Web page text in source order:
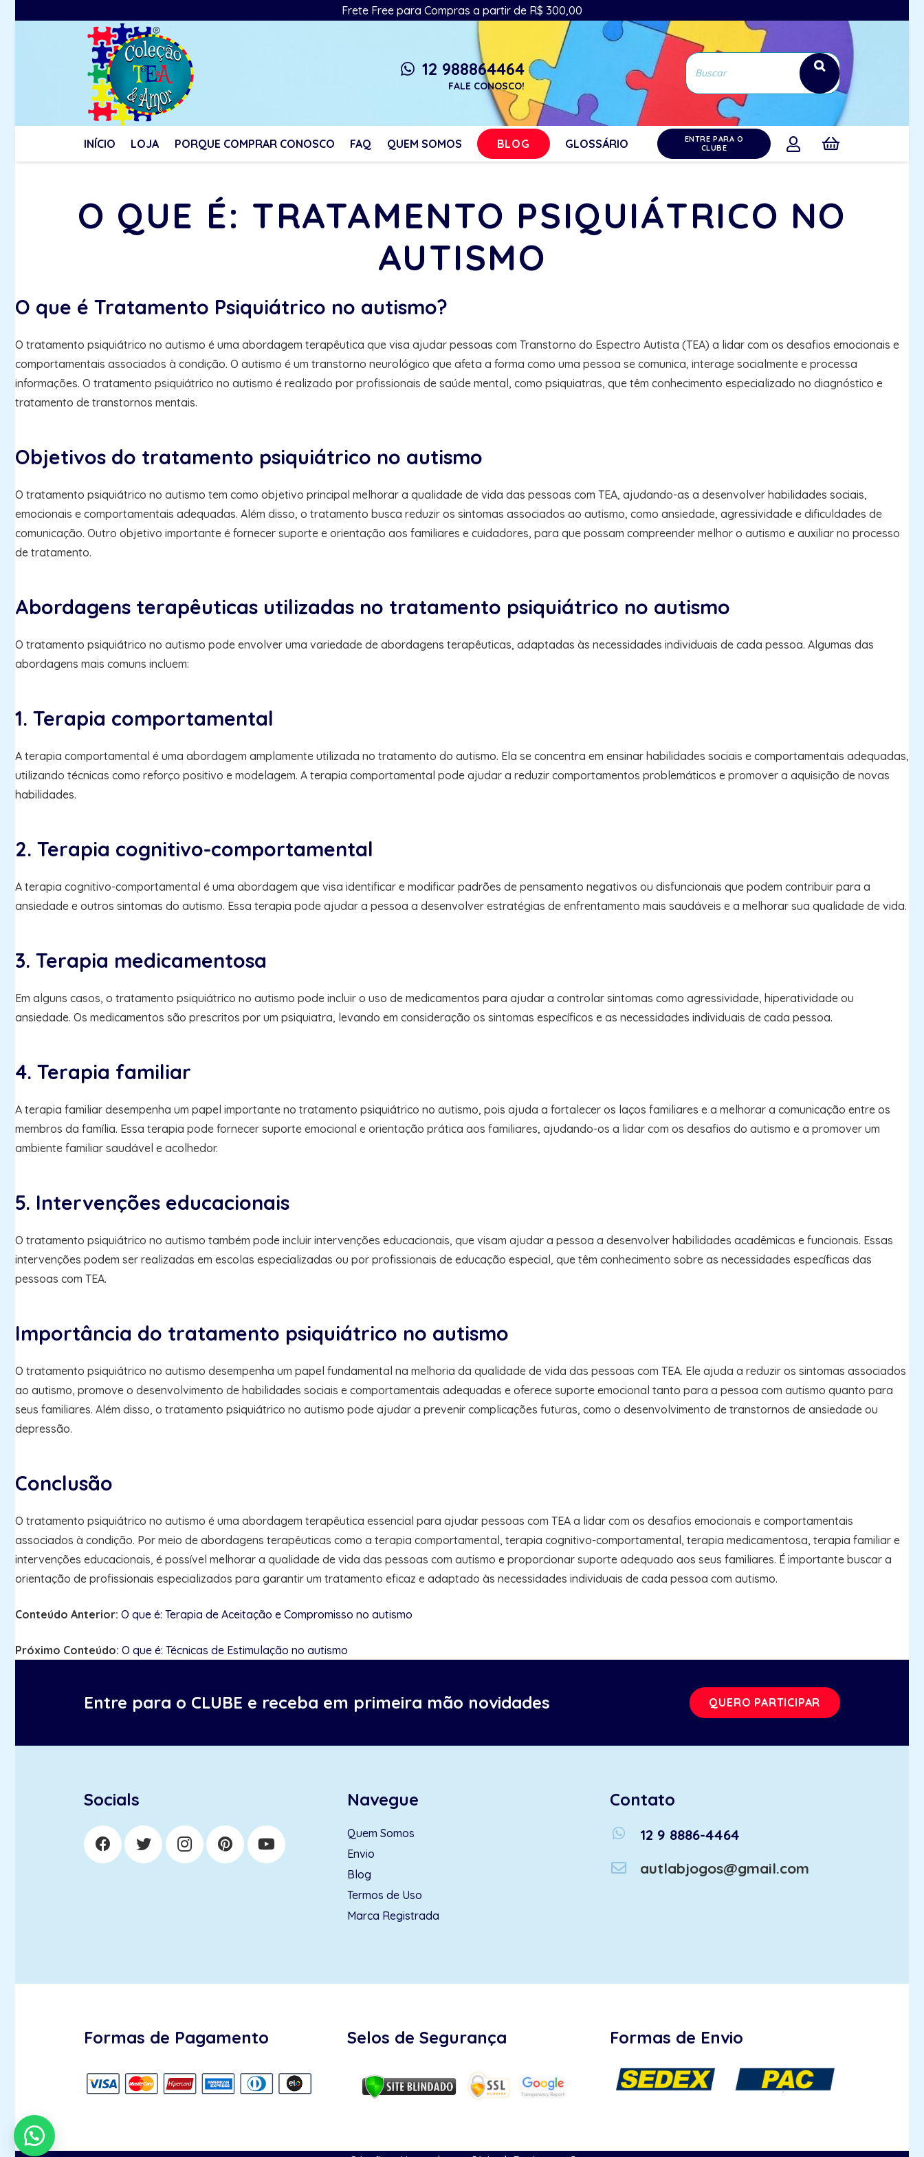
Frete Free para Compras a partir de R$ 300,00
whatsapp 12 988864464
FALE CONOSCO!
INÍCIO LOJA PORQUE COMPRAR CONOSCO FAQ QUEM SOMOS BLOG GLOSSÁRIO
ENTRE PARA O
CLUBE
O QUE É: TRATAMENTO PSIQUIÁTRICO NO
AUTISMO
O que é Tratamento Psiquiátrico no autismo?
O tratamento psiquiátrico no autismo é uma abordagem terapêutica que visa ajudar pessoas com Transtorno do Espectro Autista (TEA) a lidar com os desafios emocionais e
comportamentais associados à condição. O autismo é um transtorno neurológico que afeta a forma como uma pessoa se comunica, interage socialmente e processa
informações. O tratamento psiquiátrico no autismo é realizado por profissionais de saúde mental, como psiquiatras, que têm conhecimento especializado no diagnóstico e
tratamento de transtornos mentais.
Objetivos do tratamento psiquiátrico no autismo
O tratamento psiquiátrico no autismo tem como objetivo principal melhorar a qualidade de vida das pessoas com TEA, ajudando-as a desenvolver habilidades sociais,
emocionais e comportamentais adequadas. Além disso, o tratamento busca reduzir os sintomas associados ao autismo, como ansiedade, agressividade e dificuldades de
comunicação. Outro objetivo importante é fornecer suporte e orientação aos familiares e cuidadores, para que possam compreender melhor o autismo e auxiliar no processo
de tratamento.
Abordagens terapêuticas utilizadas no tratamento psiquiátrico no autismo
O tratamento psiquiátrico no autismo pode envolver uma variedade de abordagens terapêuticas, adaptadas às necessidades individuais de cada pessoa. Algumas das
abordagens mais comuns incluem:
1. Terapia comportamental
A terapia comportamental é uma abordagem amplamente utilizada no tratamento do autismo. Ela se concentra em ensinar habilidades sociais e comportamentais adequadas,
utilizando técnicas como reforço positivo e modelagem. A terapia comportamental pode ajudar a reduzir comportamentos problemáticos e promover a aquisição de novas
habilidades.
2. Terapia cognitivo-comportamental
A terapia cognitivo-comportamental é uma abordagem que visa identificar e modificar padrões de pensamento negativos ou disfuncionais que podem contribuir para a
ansiedade e outros sintomas do autismo. Essa terapia pode ajudar a pessoa a desenvolver estratégias de enfrentamento mais saudáveis e a melhorar sua qualidade de vida.
3. Terapia medicamentosa
Em alguns casos, o tratamento psiquiátrico no autismo pode incluir o uso de medicamentos para ajudar a controlar sintomas como agressividade, hiperatividade ou
ansiedade. Os medicamentos são prescritos por um psiquiatra, levando em consideração os sintomas específicos e as necessidades individuais de cada pessoa.
4. Terapia familiar
A terapia familiar desempenha um papel importante no tratamento psiquiátrico no autismo, pois ajuda a fortalecer os laços familiares e a melhorar a comunicação entre os
membros da família. Essa terapia pode fornecer suporte emocional e orientação prática aos familiares, ajudando-os a lidar com os desafios do autismo e a promover um
ambiente familiar saudável e acolhedor.
5. Intervenções educacionais
O tratamento psiquiátrico no autismo também pode incluir intervenções educacionais, que visam ajudar a pessoa a desenvolver habilidades acadêmicas e funcionais. Essas
intervenções podem ser realizadas em escolas especializadas ou por profissionais de educação especial, que têm conhecimento sobre as necessidades específicas das
pessoas com TEA.
Importância do tratamento psiquiátrico no autismo
O tratamento psiquiátrico no autismo desempenha um papel fundamental na melhoria da qualidade de vida das pessoas com TEA. Ele ajuda a reduzir os sintomas associados
ao autismo, promove o desenvolvimento de habilidades sociais e comportamentais adequadas e oferece suporte emocional tanto para a pessoa com autismo quanto para
seus familiares. Além disso, o tratamento psiquiátrico no autismo pode ajudar a prevenir complicações futuras, como o desenvolvimento de transtornos de ansiedade ou
depressão.
Conclusão
O tratamento psiquiátrico no autismo é uma abordagem terapêutica essencial para ajudar pessoas com TEA a lidar com os desafios emocionais e comportamentais
associados à condição. Por meio de abordagens terapêuticas como a terapia comportamental, terapia cognitivo-comportamental, terapia medicamentosa, terapia familiar e
intervenções educacionais, é possível melhorar a qualidade de vida das pessoas com autismo e proporcionar suporte adequado aos seus familiares. É importante buscar a
orientação de profissionais especializados para garantir um tratamento eficaz e adaptado às necessidades individuais de cada pessoa com autismo.
Conteúdo Anterior: O que é: Terapia de Aceitação e Compromisso no autismo
Próximo Conteúdo: O que é: Técnicas de Estimulação no autismo
Entre para o CLUBE e receba em primeira mão novidades QUERO PARTICIPAR
Socials Navegue
Quem Somos
Envio
Blog
Termos de Uso
Marca Registrada
Contato
whatsapp
12 9 8886-4464
autlabjogos@gmail.com
Formas de Pagamento Selos de Segurança Formas de Envio